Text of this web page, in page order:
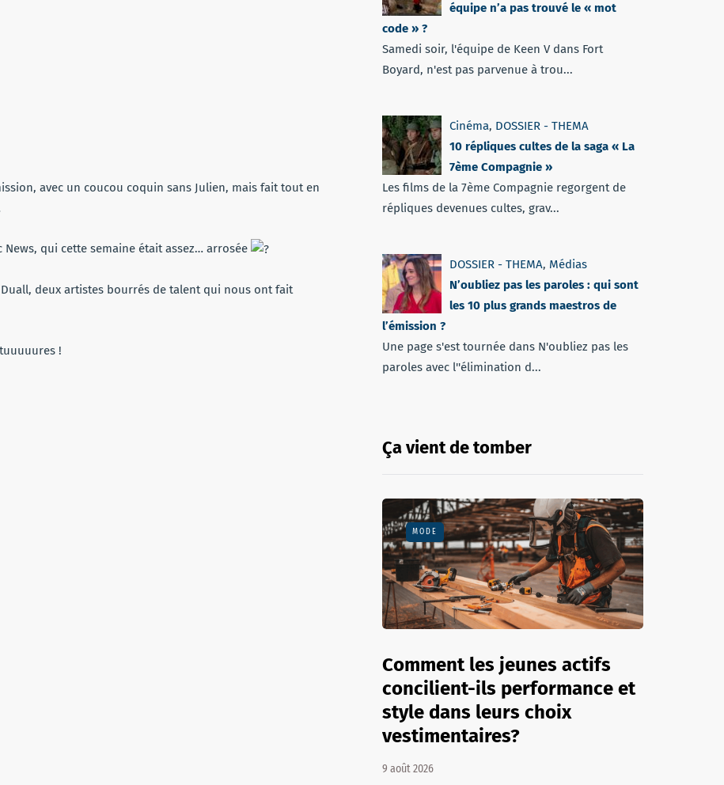
avec un coucou coquin sans Julien, mais fait tout en
qui cette semaine était assez… arrosée
deux artistes bourrés de talent qui nous ont fait
!
équipe n’a pas trouvé le « mot
code » ?
Samedi soir, l'équipe de Keen V dans Fort
Boyard, n'est pas parvenue à trou...
Cinéma, DOSSIER - THEMA
10 répliques cultes de la saga « La
7ème Compagnie »
Les films de la 7ème Compagnie regorgent de
répliques devenues cultes, grav...
DOSSIER - THEMA, Médias
N’oubliez pas les paroles : qui sont
les 10 plus grands maestros de
l’émission ?
Une page s'est tournée dans N'oubliez pas les
paroles avec l''élimination d...
Ça vient de tomber
MODE
Comment les jeunes actifs
concilient-ils performance et
style dans leurs choix
vestimentaires?
9 août 2026